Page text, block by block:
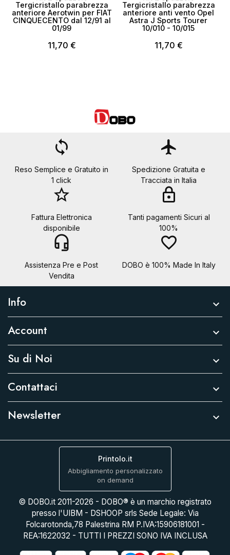
Tergicristallo parabrezza
anteriore Aerotwin per FIAT
CINQUECENTO dal 12/91 al
01/99
11,70 €
Tergicristallo parabrezza
anteriore anti vento Opel
Astra J Sports Tourer
10/010 - 10/015
11,70 €
loop
Reso Semplice e Gratuito in
1 click
flight
Spedizione Gratuita e
Tracciata in Italia
star_border
Fattura Elettronica
disponibile
lock
Tanti pagamenti Sicuri al
100%
headset_mic
Assistenza Pre e Post
Vendita
favorite_border
DOBO è 100% Made In Italy
Info 
Account 
Su di Noi 
Contattaci 
Newsletter 
Printolo.it
Abbigliamento personalizzato
on demand
© DOBO.it 2011-2026 - DOBO® è un marchio registrato
presso l'UIBM - DSHOOP srls Sede Legale: Via
Folcarotonda,78 Palestrina RM P.IVA:15906181001 -
REA:1622032 - TUTTI I PREZZI SONO IVA INCLUSA